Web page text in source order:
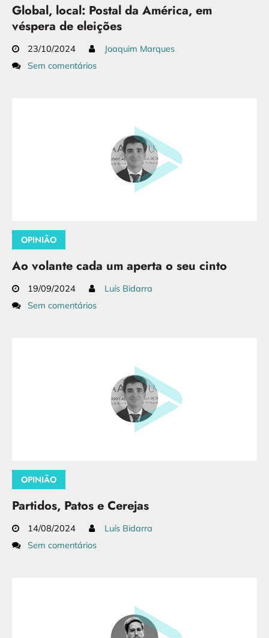
Global, local: Postal da América, em
véspera de eleições
23/10/2024
Joaquim Marques
Sem comentários
OPINIÃO
Ao volante cada um aperta o seu cinto
19/09/2024
Luís Bidarra
Sem comentários
OPINIÃO
Partidos, Patos e Cerejas
14/08/2024
Luís Bidarra
Sem comentários